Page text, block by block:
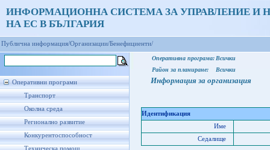
ИНФОРМАЦИОННА СИСТЕМА ЗА УПРАВЛЕНИЕ И
НА ЕС В БЪЛГАРИЯ
Публична информация/Организации/Бенефициенти/
Оперативни програми
Транспорт
Околна среда
Регионално развитие
Конкурентоспособност
Техническа помощ
Оперативна програма: Всички
Район за планиране:
Всички
Информация за организация
Идентификация
Име
Седалище